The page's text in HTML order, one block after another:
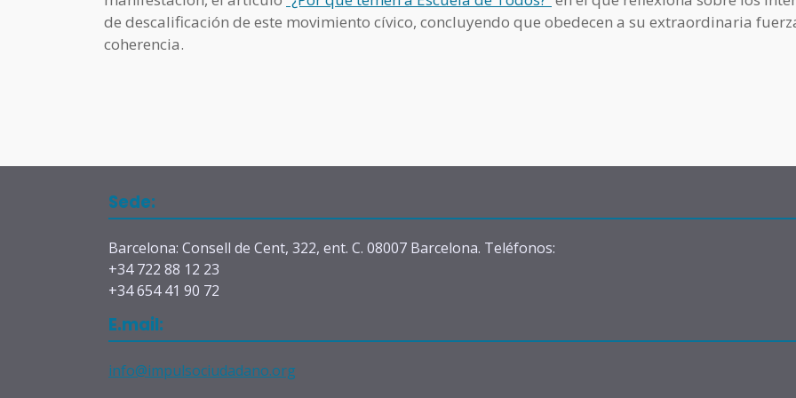
de descalificación de este movimiento cívico, concluyendo que obedecen a su extraordinaria
coherencia.
Sede:
Barcelona: Consell de Cent, 322, ent. C. 08007 Barcelona. Teléfonos:
+34 722 88 12 23
+34 654 41 90 72
E.mail:
info@impulsociudadano.org